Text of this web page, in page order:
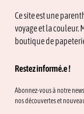
choisies
sur
la
produit
Ce site est une
voyage et la couleur.
boutique de
Restez informé.e !
Abonnez-vous à notre
nos découvertes et